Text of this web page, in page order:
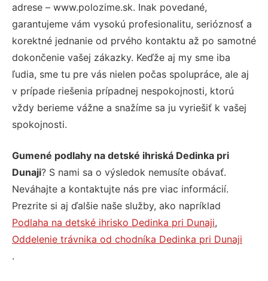
adrese – www.polozime.sk. Inak povedané,
garantujeme vám vysokú profesionalitu, serióznosť a
korektné jednanie od prvého kontaktu až po samotné
dokončenie vašej zákazky. Keďže aj my sme iba
ľudia, sme tu pre vás nielen počas spolupráce, ale aj
v prípade riešenia prípadnej nespokojnosti, ktorú
vždy berieme vážne a snažíme sa ju vyriešiť k vašej
spokojnosti.
Gumené podlahy na detské ihriská Dedinka pri
Dunaji? S nami sa o výsledok nemusíte obávať.
Neváhajte a kontaktujte nás pre viac informácií.
Prezrite si aj ďalšie naše služby, ako napríklad
Podlaha na detské ihrisko Dedinka pri Dunaji,
Oddelenie trávnika od chodníka Dedinka pri Dunaji
.